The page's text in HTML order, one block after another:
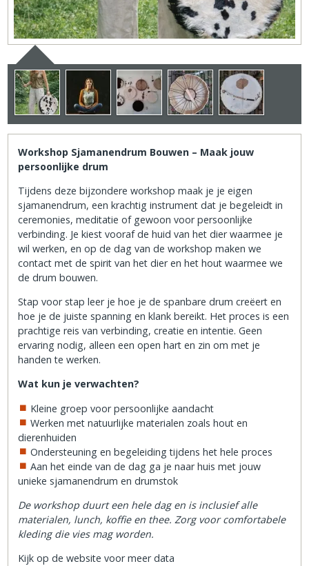
Workshop Sjamanendrum Bouwen – Maak jouw
persoonlijke drum
Tijdens deze bijzondere workshop maak je je eigen
sjamanendrum, een krachtig instrument dat je begeleidt in
ceremonies, meditatie of gewoon voor persoonlijke
verbinding. Je kiest vooraf de huid van het dier waarmee je
wil werken, en op de dag van de workshop maken we
contact met de spirit van het dier en het hout waarmee we
de drum bouwen.
Stap voor stap leer je hoe je de spanbare drum creëert en
hoe je de juiste spanning en klank bereikt. Het proces is een
prachtige reis van verbinding, creatie en intentie. Geen
ervaring nodig, alleen een open hart en zin om met je
handen te werken.
Wat kun je verwachten?
Kleine groep voor persoonlijke aandacht
Werken met natuurlijke materialen zoals hout en
dierenhuiden
Ondersteuning en begeleiding tijdens het hele proces
Aan het einde van de dag ga je naar huis met jouw
unieke sjamanendrum en drumstok
De workshop duurt een hele dag en is inclusief alle
materialen, lunch, koffie en thee. Zorg voor comfortabele
kleding die vies mag worden.
Kijk op de website voor meer data